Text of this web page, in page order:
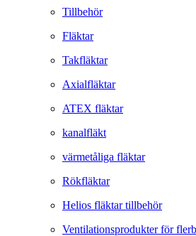
Tillbehör
Fläktar
Takfläktar
Axialfläktar
ATEX fläktar
kanalfläkt
värmetåliga fläktar
Rökfläktar
Helios fläktar tillbehör
Ventilationsprodukter för